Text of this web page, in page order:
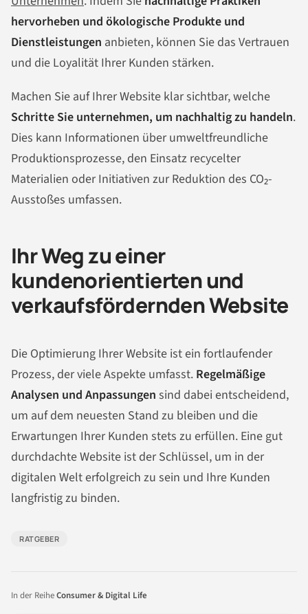
hervorheben und ökologische Produkte und
Dienstleistungen anbieten, können Sie das Vertrauen
und die Loyalität Ihrer Kunden stärken.
Machen Sie auf Ihrer Website klar sichtbar, welche
Schritte Sie unternehmen, um nachhaltig zu handeln.
Dies kann Informationen über umweltfreundliche
Produktionsprozesse, den Einsatz recycelter
Materialien oder Initiativen zur Reduktion des CO₂-
Ausstoßes umfassen.
Ihr Weg zu einer
kundenorientierten und
verkaufsfördernden Website
Die Optimierung Ihrer Website ist ein fortlaufender
Prozess, der viele Aspekte umfasst. Regelmäßige
Analysen und Anpassungen sind dabei entscheidend,
um auf dem neuesten Stand zu bleiben und die
Erwartungen Ihrer Kunden stets zu erfüllen. Eine gut
durchdachte Website ist der Schlüssel, um in der
digitalen Welt erfolgreich zu sein und Ihre Kunden
langfristig zu binden.
RATGEBER
In der ReiheConsumer & Digital Life